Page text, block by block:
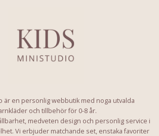
är en personlig webbutik med noga utvalda
och tillbehör för 0-8 år.
medveten design och personlig service i
Vi erbjuder matchande set, enstaka favoriter